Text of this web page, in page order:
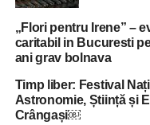
UP NEXT
Record de bilete
de pe Arena
DON'T MISS
Fântânile din Piaţa
septembrie cu un
„Flori pentru Irene” –
caritabil in Bucuresti
ani grav bolnava
Timp liber: Festival
Astronomie, Știință și
Crângași￼